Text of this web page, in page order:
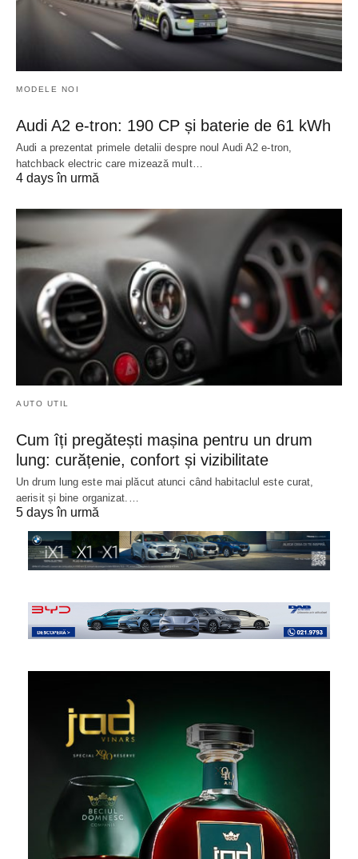
MODELE NOI
Audi A2 e-tron: 190 CP și baterie de 61 kWh
Audi a prezentat primele detalii despre noul Audi A2 e-tron,
hatchback electric care mizează mult…
4 days în urmă
AUTO UTIL
Cum îți pregătești mașina pentru un drum
lung: curățenie, confort și vizibilitate
Un drum lung este mai plăcut atunci când habitaclul este curat,
aerisit și bine organizat.…
5 days în urmă